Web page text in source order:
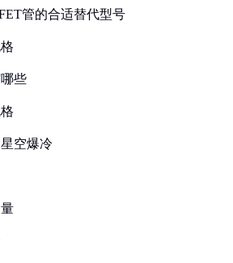
管的合适替代型号
些
空爆冷